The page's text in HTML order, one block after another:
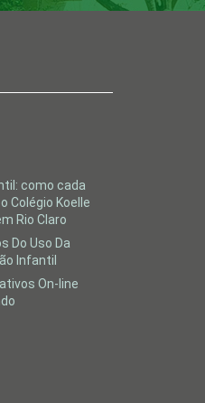
como cada
Colégio Koelle
Rio Claro
Do Uso Da
Infantil
On-line